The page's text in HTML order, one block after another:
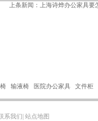
上条新闻： 上海诗烨办公家具要
输液椅 医院办公家具 文件柜
系我们 站点地图